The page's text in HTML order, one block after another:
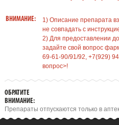
ВНИМАНИЕ:
1) Описание препарата
не совпадать с
2) Для предоставлении
задайте свой вопрос
69-61-90/91/92, +7(929)
вопрос>!
ОБРАТИТЕ
ВНИМАНИЕ:
Препараты отпускаются только в